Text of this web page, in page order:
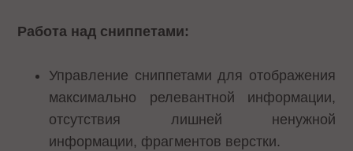
Работа над сниппетами:
Управление сниппетами для отображения
максимально релевантной информации,
отсутствия лишней ненужной
информации, фрагментов верстки.